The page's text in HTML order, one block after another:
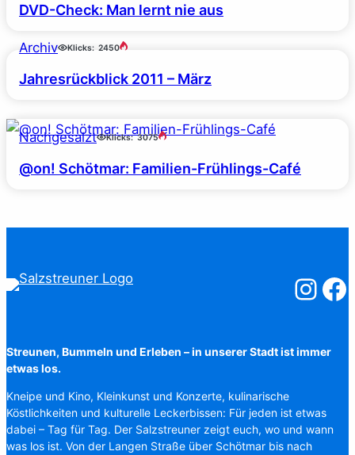
DVD-Check: Man lernt nie aus
Archiv Klicks: 2450
Jahresrückblick 2011 – März
Nachgesalzt Klicks: 3075
@on! Schötmar: Familien-Frühlings-Café
Streunen, Bummeln und Erleben – in unserer Stadt ist immer
etwas los.
Kneipe und Kino, Kleinkunst und Konzerte, kulinarische
Köstlichkeiten und kulturelle Leckerbissen: Für jeden ist etwas
dabei – Tag für Tag. Der Salzstreuner zeigt euch, wo und wann
was los ist. Von der Langen Straße über Schötmar bis nach